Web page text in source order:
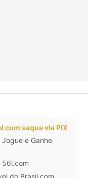
saque via PIX
e Ganhe
56l.com
do Brasil com